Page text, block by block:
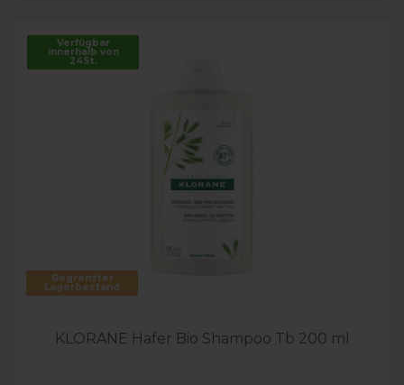
Verfügbar
innerhalb von
24St.
Begrenzter
Lagerbestand
KLORANE Hafer Bio Shampoo Tb 200 ml